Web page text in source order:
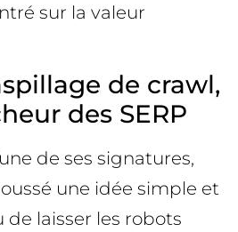
sur la valeur
de crawl,
des SERP
de ses signatures,
une idée simple et
de laisser les robots